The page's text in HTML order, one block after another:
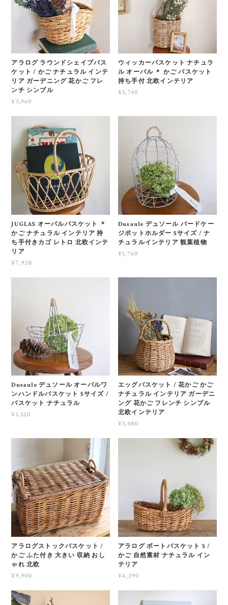
アラログ ラウンドシェイプバス
ケット / かご ナチュラル インテ
リア ガーデニング 花かご フレ
ンチ シンプル
¥3,960
ウィッカーバスケット ナチュラ
ル オーバル ＊ かご バスケット
持ち手付 北欧インテリア
¥3,740
JUGLAS オーバルバスケット ＊
かご ナチュラル インテリア 持
ち手付きカゴ レトロ 北欧インテ
リア
¥7,920
Dusaule デュソール バードケー
ジポットホルダー Sサイズ / ナ
チュラルインテリア 観葉植物
¥1,760
Dusaule デュソール オーバルワ
ンハンドルバスケット Sサイズ /
バスケット ナチュラル
¥1,320
エッグバスケット / 花かご かご
ナチュラル インテリア ガーデニ
ング 花かご フレンチ シンプル
北欧インテリア
¥3,080
アラログストックバスケット /
かご ふた付き 大きい 収納 おし
ゃれ 北欧
¥9,900
アラログ ボートバスケット S /
かご 自然素材 ナチュラル イン
テリア
¥4,290